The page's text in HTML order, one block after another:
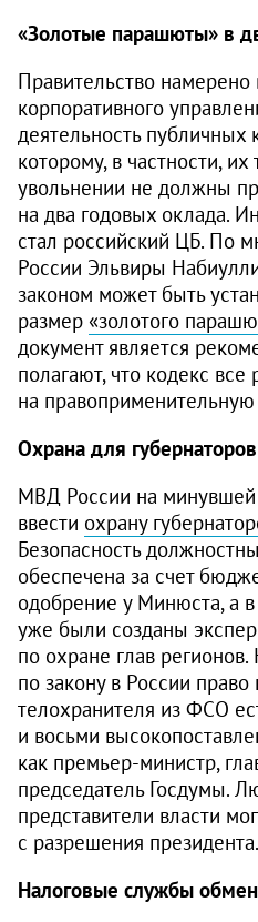
«Золотые парашюты» в
Правительство
корпоративного
деятельность публичных
которому, в частности,
увольнении не должны
на два годовых оклада.
стал российский ЦБ. По
России Эльвиры
законом может быть
размер «золотого
документ является
полагают, что кодекс
на правоприменительную
Охрана для губернаторов
МВД России на
ввести охрану
Безопасность
обеспечена за счет
одобрение у Минюста, а
уже были созданы
по охране глав
по закону в России
телохранителя из ФСО
и восьми
как премьер-министр,
председатель Госдумы.
представители власти
с разрешения президента.
Налоговые службы